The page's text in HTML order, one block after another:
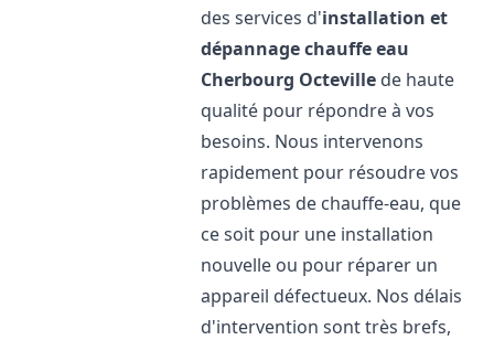
des services d'installation et
dépannage chauffe eau
Cherbourg Octeville de haute
qualité pour répondre à vos
besoins. Nous intervenons
rapidement pour résoudre vos
problèmes de chauffe-eau, que
ce soit pour une installation
nouvelle ou pour réparer un
appareil défectueux. Nos délais
d'intervention sont très brefs,